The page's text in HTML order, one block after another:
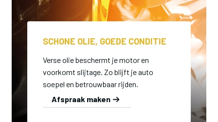
SCHONE OLIE, GOEDE CONDITIE
Verse olie beschermt je motor en
voorkomt slijtage. Zo blijft je auto
soepel en betrouwbaar rijden.
Afspraak maken